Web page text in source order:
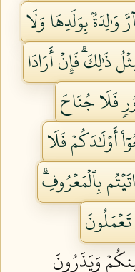
بِوَلَدِهَا وَلَا
ذَٰلِكَۗ فَإِنۡ أَرَادَا
فَلَا جُنَاحَ
أَوۡلَٰدَكُمۡ فَلَا
بِٱلۡمَعۡرُوفِۗ
تَعۡمَلُونَ
وَيَذَرُونَ